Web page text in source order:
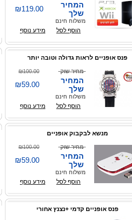
₪119.00
המחיר
שלך
משלוח חינם
מידע נוסף הוסף לסל
פנס אופניים לראות גדולה וטובה יותר
₪100.00 מחיר שוק
₪59.00
המחיר
שלך
משלוח חינם
מידע נוסף הוסף לסל
מנשא לבקבוק אופניים
₪100.00 מחיר שוק
₪59.00
המחיר
שלך
משלוח חינם
מידע נוסף הוסף לסל
פנס אופניים קדמי +נצנץ אחורי